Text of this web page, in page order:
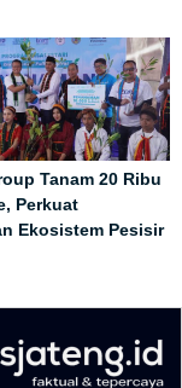
Tanam 20 Ribu
Perkuat
Ekosistem Pesisir